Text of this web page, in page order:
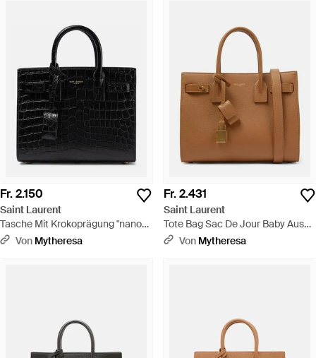
Fr. 2.150
Saint Laurent
Tasche Mit Krokoprägung "nano
Sac De Jour" - Schwarz
Von Mytheresa
Fr. 2.431
Saint Laurent
Tote Bag Sac De Jour Baby Aus
Leder - Braun
Von Mytheresa